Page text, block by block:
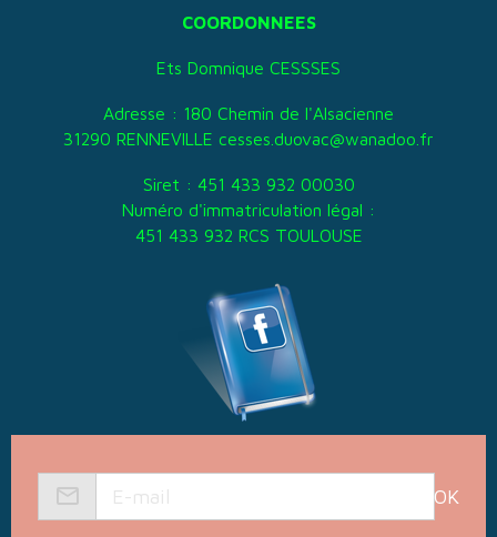
COORDONNEES
Ets Domnique CESSSES
Adresse : 180 Chemin de l'Alsacienne
31290 RENNEVILLE cesses.duovac@wanadoo.fr
Siret : 451 433 932 00030
Numéro d'immatriculation légal :
451 433 932 RCS TOULOUSE
OK